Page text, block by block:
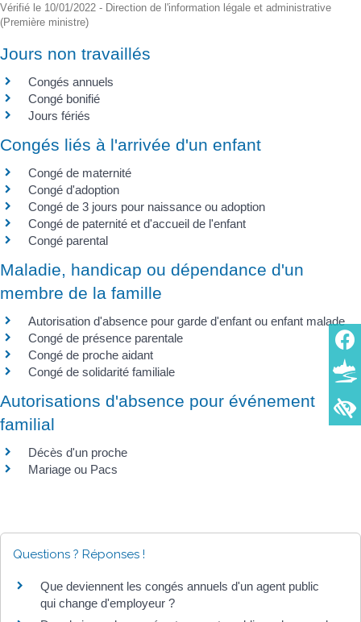
Vérifié le 10/01/2022 - Direction de l'information légale et administrative
(Première ministre)
Jours non travaillés
Congés annuels
Congé bonifié
Jours fériés
Congés liés à l'arrivée d'un enfant
Congé de maternité
Congé d'adoption
Congé de 3 jours pour naissance ou adoption
Congé de paternité et d'accueil de l'enfant
Congé parental
Maladie, handicap ou dépendance d'un
membre de la famille
Autorisation d'absence pour garde d'enfant ou enfant malade
Congé de présence parentale
Congé de proche aidant
Congé de solidarité familiale
Autorisations d'absence pour événement
familial
Décès d'un proche
Mariage ou Pacs
Questions ? Réponses !
Que deviennent les congés annuels d'un agent public
qui change d'employeur ?